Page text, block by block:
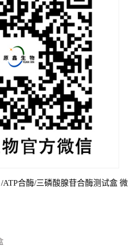
合酶/三磷酸腺苷合酶测试盒 微